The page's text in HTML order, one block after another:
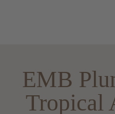
EMB
Tropical